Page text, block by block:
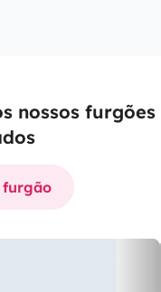
nossos furgões